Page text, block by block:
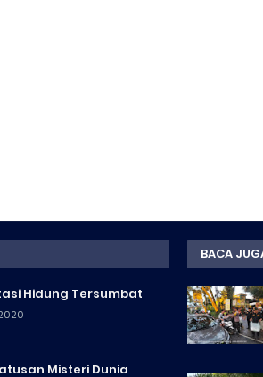
Hidung Tersumbat
Misteri Dunia
BACA